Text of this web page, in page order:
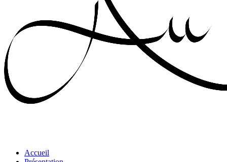
Accueil